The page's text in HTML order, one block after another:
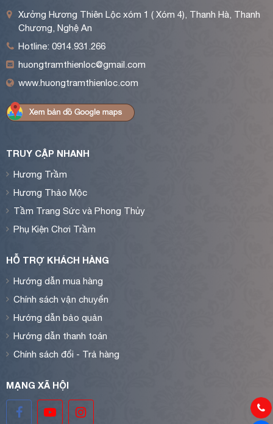
Xưởng Hương Thiên Lộc xóm 1 ( Xóm 4), Thanh Hà, Thanh
Chương, Nghệ An
Hotline: 0914.931.266
huongtramthienloc@gmail.com
www.huongtramthienloc.com
TRUY CẬP NHANH
Hương Trầm
Hương Thảo Mộc
Tầm Trang Sức và Phong Thủy
Phụ Kiện Chơi Trầm
HỖ TRỢ KHÁCH HÀNG
Hướng dẫn mua hàng
Chính sách vận chuyển
Hướng dẫn bảo quản
Hướng dẫn thanh toán
Chính sách đổi - Trả hàng
MẠNG XÃ HỘI